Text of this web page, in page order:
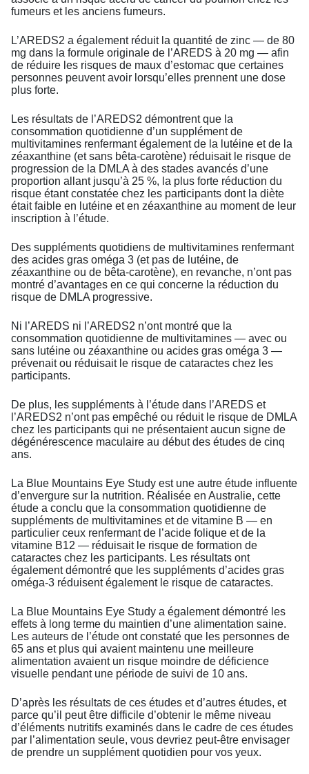
fumeurs et les anciens fumeurs.
L’AREDS2 a également réduit la quantité de zinc — de 80
mg dans la formule originale de l’AREDS à 20 mg — afin
de réduire les risques de maux d’estomac que certaines
personnes peuvent avoir lorsqu’elles prennent une dose
plus forte.
Les résultats de l’AREDS2 démontrent que la
consommation quotidienne d’un supplément de
multivitamines renfermant également de la lutéine et de la
zéaxanthine (et sans bêta-carotène) réduisait le risque de
progression de la DMLA à des stades avancés d’une
proportion allant jusqu’à 25 %, la plus forte réduction du
risque étant constatée chez les participants dont la diète
était faible en lutéine et en zéaxanthine au moment de leur
inscription à l’étude.
Des suppléments quotidiens de multivitamines renfermant
des acides gras oméga 3 (et pas de lutéine, de
zéaxanthine ou de bêta-carotène), en revanche, n’ont pas
montré d’avantages en ce qui concerne la réduction du
risque de DMLA progressive.
Ni l’AREDS ni l’AREDS2 n’ont montré que la
consommation quotidienne de multivitamines — avec ou
sans lutéine ou zéaxanthine ou acides gras oméga 3 —
prévenait ou réduisait le risque de cataractes chez les
participants.
De plus, les suppléments à l’étude dans l’AREDS et
l’AREDS2 n’ont pas empêché ou réduit le risque de DMLA
chez les participants qui ne présentaient aucun signe de
dégénérescence maculaire au début des études de cinq
ans.
La Blue Mountains Eye Study est une autre étude influente
d’envergure sur la nutrition. Réalisée en Australie, cette
étude a conclu que la consommation quotidienne de
suppléments de multivitamines et de vitamine B — en
particulier ceux renfermant de l’acide folique et de la
vitamine B12 — réduisait le risque de formation de
cataractes chez les participants. Les résultats ont
également démontré que les suppléments d’acides gras
oméga-3 réduisent également le risque de cataractes.
La Blue Mountains Eye Study a également démontré les
effets à long terme du maintien d’une alimentation saine.
Les auteurs de l’étude ont constaté que les personnes de
65 ans et plus qui avaient maintenu une meilleure
alimentation avaient un risque moindre de déficience
visuelle pendant une période de suivi de 10 ans.
D’après les résultats de ces études et d’autres études, et
parce qu’il peut être difficile d’obtenir le même niveau
d’éléments nutritifs examinés dans le cadre de ces études
par l’alimentation seule, vous devriez peut-être envisager
de prendre un supplément quotidien pour vos yeux.